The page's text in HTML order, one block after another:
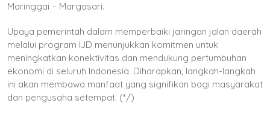
Maringgai – Margasari.
Upaya pemerintah dalam memperbaiki jaringan jalan daerah
melalui program IJD menunjukkan komitmen untuk
meningkatkan konektivitas dan mendukung pertumbuhan
ekonomi di seluruh Indonesia. Diharapkan, langkah-langkah
ini akan membawa manfaat yang signifikan bagi masyarakat
dan pengusaha setempat. (*/)